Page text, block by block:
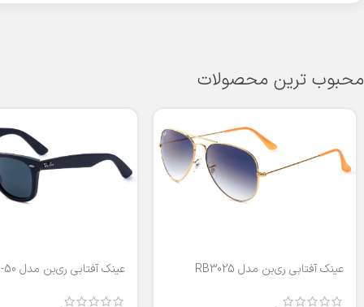
محبوب ترین محصولات
عینک آفتابی ری‌بن مدل RB3025 عینک آفتابی ری‌بن مدل RB2140-50